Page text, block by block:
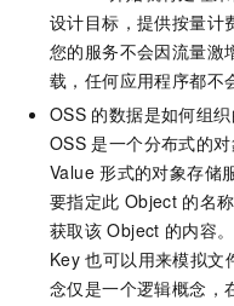
设计目标，提供按量计
您的服务不会因流量激
载，任何应用程序都不
OSS 的数据是如何组织
OSS 是一个分布式的
Value 形式的对象存储
要指定此 Object 的名
获取该 Object 的内容。
Key 也可以用来模拟文
念仅是一个逻辑概念，